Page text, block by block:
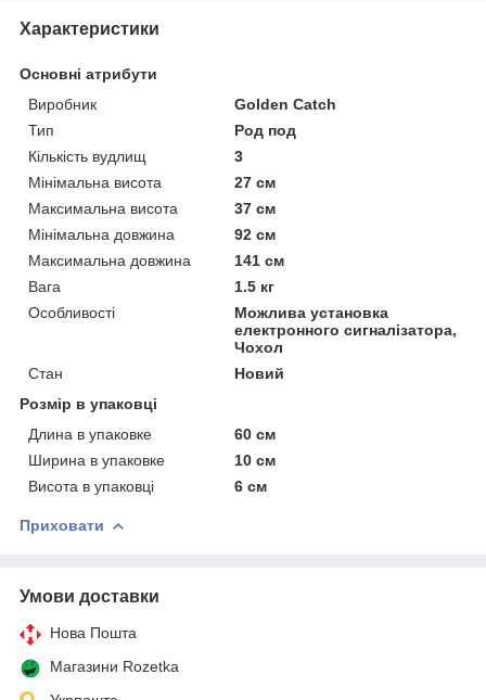
Характеристики
Основні атрибути
Виробник
Golden Catch
Тип
Род под
Кількість вудлищ
3
Мінімальна висота
27 см
Максимальна висота
37 см
Мінімальна довжина
92 см
Максимальна довжина
141 см
Вага
1.5 кг
Особливості
Можлива установка
електронного сигналізатора,
Чохол
Стан
Новий
Розмір в упаковці
Длина в упаковке
60 см
Ширина в упаковке
10 см
Висота в упаковці
6 см
Приховати
Умови доставки
Нова Пошта
Магазини Rozetka